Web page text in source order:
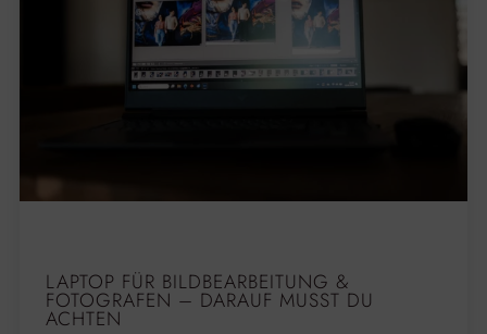
LAPTOP FÜR BILDBEARBEITUNG &
FOTOGRAFEN – DARAUF MUSST DU
ACHTEN